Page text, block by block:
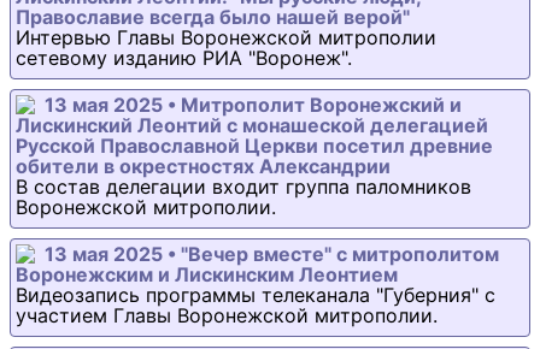
Православие всегда было нашей верой"
Интервью Главы Воронежской митрополии
сетевому изданию РИА "Воронеж".
13 мая 2025 • Митрополит Воронежский и
Лискинский Леонтий с монашеской делегацией
Русской Православной Церкви посетил древние
обители в окрестностях Александрии
В состав делегации входит группа паломников
Воронежской митрополии.
13 мая 2025 • "Вечер вместе" с митрополитом
Воронежским и Лискинским Леонтием
Видеозапись программы телеканала "Губерния" с
участием Главы Воронежской митрополии.